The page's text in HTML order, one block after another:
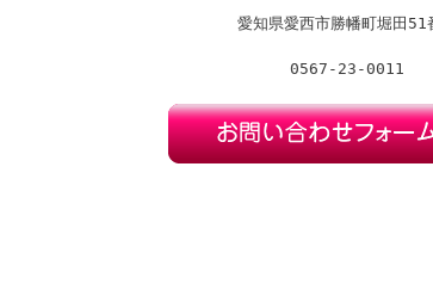
愛知県愛西市勝幡町堀田51
0567-23-0011